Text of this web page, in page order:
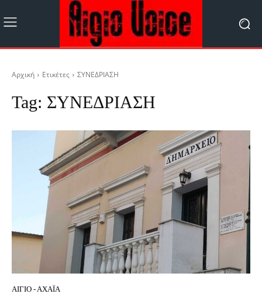
Αρχική Ετικέτες ΣΥΝΕΔΡΙΑΣΗ
Tag: ΣΥΝΕΔΡΙΑΣΗ
ΑΊΓΙΟ - ΑΧΑΪ́Α